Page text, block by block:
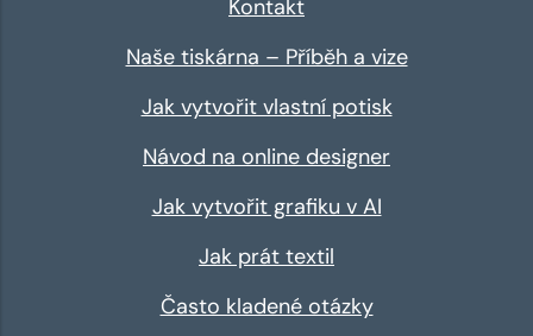
Kontakt
Naše tiskárna – Příběh a vize
Jak vytvořit vlastní potisk
Návod na online designer
Jak vytvořit grafiku v AI
Jak prát textil
Často kladené otázky